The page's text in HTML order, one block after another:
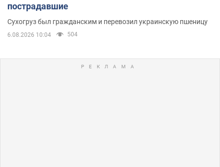
пострадавшие
Сухогруз был гражданским и перевозил украинскую пшеницу
6.08.2026 10:04 504